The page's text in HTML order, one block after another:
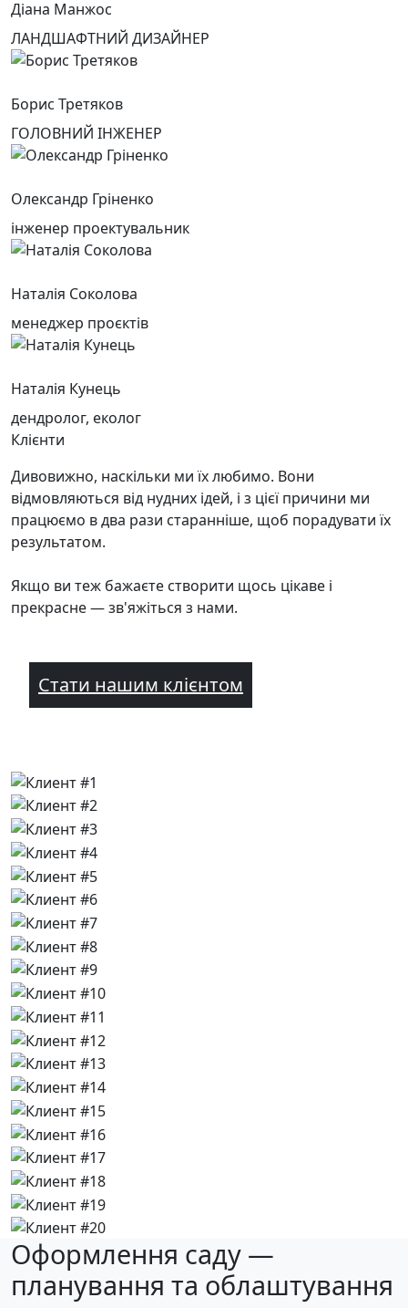
Діана Манжос
ЛАНДШАФТНИЙ ДИЗАЙНЕР
Борис Третяков
ГОЛОВНИЙ ІНЖЕНЕР
Олександр Гріненко
інженер проектувальник
Наталія Соколова
менеджер проєктів
Наталія Кунець
дендролог, еколог
Клієнти
Дивовижно, наскільки ми їх любимо. Вони
відмовляються від нудних ідей, і з цієї причини ми
працюємо в два рази старанніше, щоб порадувати їх
результатом.
Якщо ви теж бажаєте створити щось цікаве і
прекрасне — зв'яжіться з нами.
Стати нашим клієнтом
Оформлення саду —
планування та облаштування